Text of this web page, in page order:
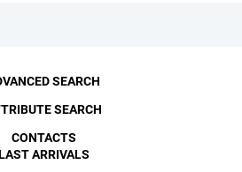
SEARCH
SEARCH
CONTACTS
ARRIVALS